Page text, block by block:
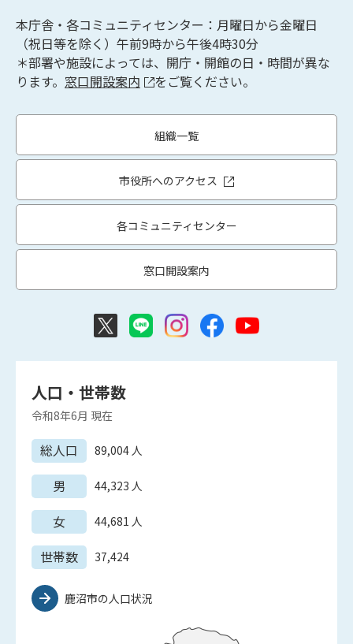
本庁舎・各コミュニティセンター：月曜日から金曜日
（祝日等を除く）午前9時から午後4時30分
＊部署や施設によっては、開庁・開館の日・時間が異な
ります。 窓口開設案内 をご覧ください。
組織一覧
市役所へのアクセス
各コミュニティセンター
窓口開設案内
人口・世帯数
令和8年6月 現在
総人口 89,004人
男 44,323 人
女 44,681 人
世帯数 37,424
鹿沼市の人口状況